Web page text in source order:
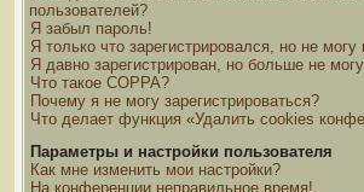
пользователей?
Я забыл пароль!
Я только что зарегистрировался, но не могу
Я давно зарегистрирован, но больше не
Что такое COPPA?
Почему я не могу зарегистрироваться?
Что делает функция «Удалить cookies
Параметры и настройки пользователя
Как мне изменить мои настройки?
На конференции неправильное время!